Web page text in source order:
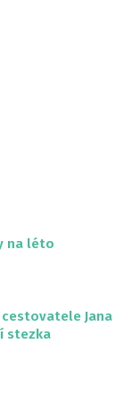
na léto
Jana
stezka